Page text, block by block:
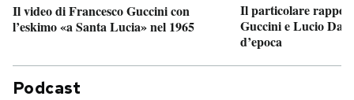
Il video di Francesco Guccini con
l’eskimo «a Santa Lucia» nel 1965
Il particolare
Guccini e Lucio
d’epoca
Podcast